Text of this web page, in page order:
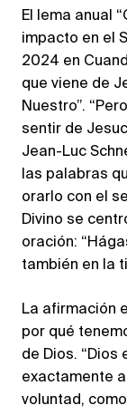
El lema anual
impacto en el
2024 en
que viene de
Nuestro”.
sentir de
Jean-Luc
las palabras
orarlo con el
Divino se
oración:
también en la
La afirmación
por qué
de Dios. “Dios
exactamente
voluntad,